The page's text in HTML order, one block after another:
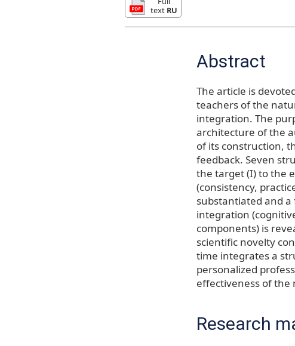
text RU
Abstract
The article is
teachers of the
integration. The
architecture of the
of its construction,
feedback. Seven
the target (I) to the
(consistency,
substantiated and
integration
components) is
scientific novelty
time integrates a
personalized
effectiveness of the
Research